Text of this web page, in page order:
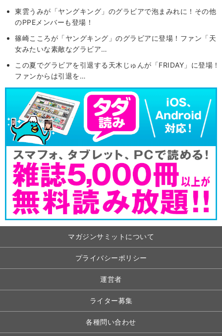
東雲うみが「ヤングキング」のグラビアで泡まみれに！その他
のPPEメンバーも登場！
篠崎こころが「ヤングキング」のグラビアに登場！ファン「天
女みたいな素敵なグラビア…
この夏でグラビアを引退する天木じゅんが「FRIDAY」に登場！
ファンからは引退を…
マガジンサミットについて
プライバシーポリシー
運営者
ライター募集
各種問い合わせ